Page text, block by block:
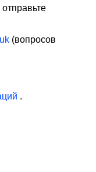
(вопросов
.